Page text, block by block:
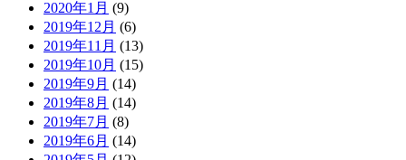
2020年1月 (9)
2019年12月 (6)
2019年11月 (13)
2019年10月 (15)
2019年9月 (14)
2019年8月 (14)
2019年7月 (8)
2019年6月 (14)